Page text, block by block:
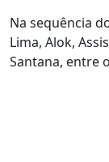
Na sequência
Lima, Alok,
Santana, entre